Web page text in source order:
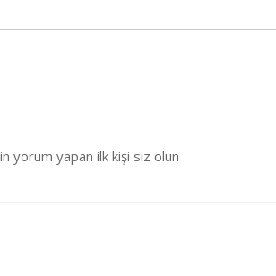
yorum yapan ilk kişi siz olun